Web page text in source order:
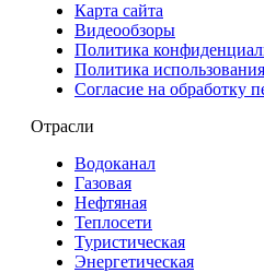
Карта сайта
Видеообзоры
Политика
Политика
Согласие на обработку
Отрасли
Водоканал
Газовая
Нефтяная
Теплосети
Туристическая
Энергетическая